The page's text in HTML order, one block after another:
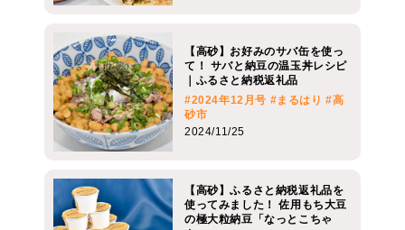
【高砂】お好みのサバ缶を使っ
て！ サバと納豆の温玉丼レシピ
｜ふるさと納税返礼品
#2024年12月号 #まるはり #高
砂市
2024/11/25
【高砂】ふるさと納税返礼品を
使ってみました！ 佐用もち大豆
の極大粒納豆「なっとこちゃ